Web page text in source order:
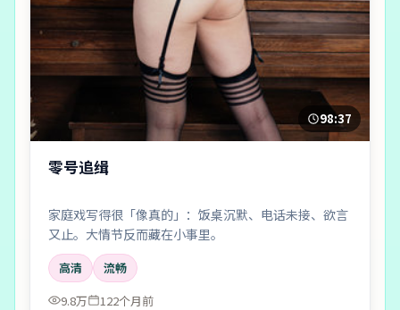
98:37
零号追缉
家庭戏写得很「像真的」：饭桌沉默、电话未接、欲言
又止。大情节反而藏在小事里。
高清
流畅
9.8万
122个月前